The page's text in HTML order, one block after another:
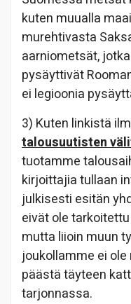
kuten muualla
murehtivasta
aarniometsät,
pysäyttivät
ei legioonia
3) Kuten linkistä
talousuutisten
tuotamme
kirjoittajia tullaan
julkisesti esitän
eivät ole
mutta liioin muun
joukollamme ei
päästä täyteen
tarjonnassa.